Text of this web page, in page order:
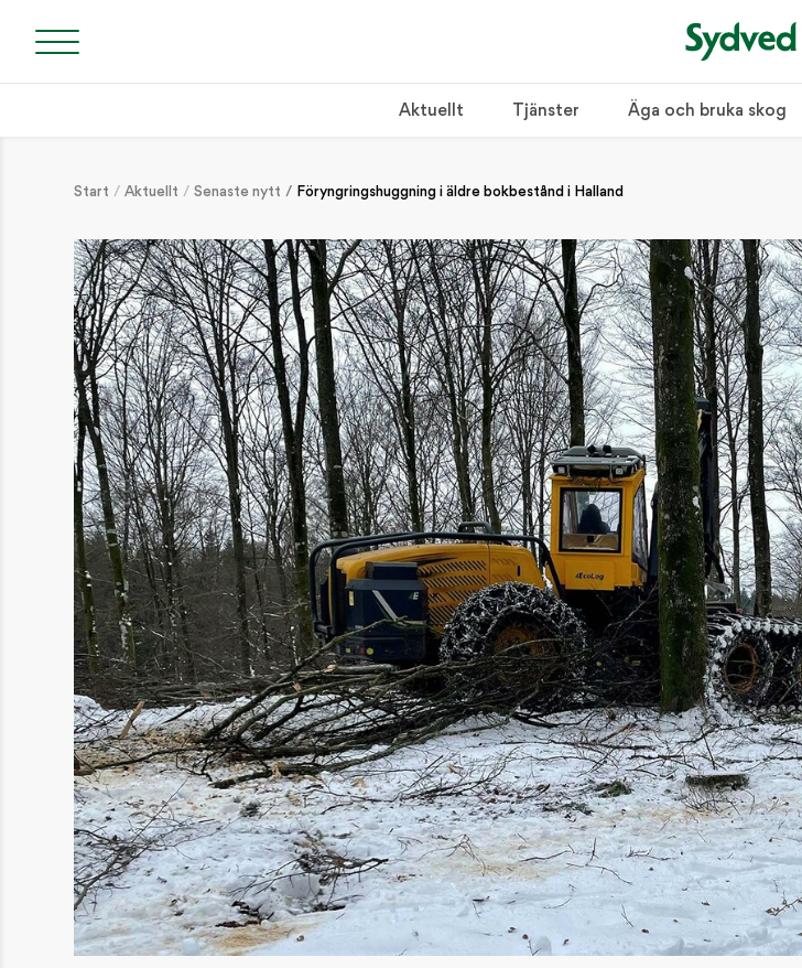
Aktuellt Tjänster Äga och bruka skog
Start Aktuellt Senaste nytt Föryngringshuggning i äldre bokbestånd i Halland